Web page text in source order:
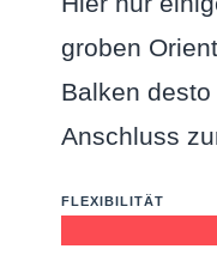
groben
Balken
Anschluss
FLEXIBILITÄT